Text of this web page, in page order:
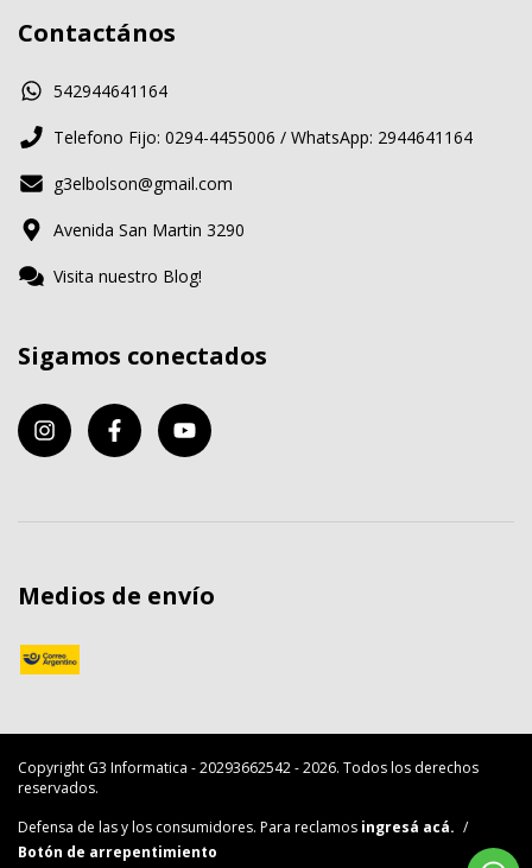
Contactános
542944641164
Telefono Fijo: 0294-4455006 / WhatsApp: 2944641164
g3elbolson@gmail.com
Avenida San Martin 3290
Visita nuestro Blog!
Sigamos conectados
Medios de envío
Copyright G3 Informatica - 20293662542 - 2026. Todos los derechos
reservados.
Defensa de las y los consumidores. Para reclamos ingresá acá. /
Botón de arrepentimiento